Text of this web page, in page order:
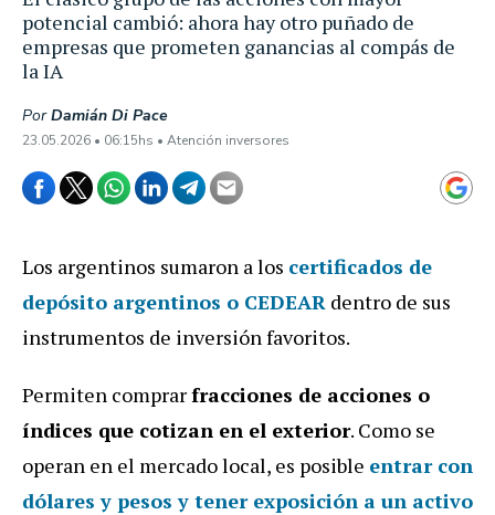
potencial cambió: ahora hay otro puñado de
empresas que prometen ganancias al compás de
la IA
PorDamián Di Pace
23.05.2026 • 06:15hs • Atención inversores
Los argentinos sumaron a los certificados de
depósito argentinos o CEDEAR dentro de sus
instrumentos de inversión favoritos.
Permiten comprarfracciones de acciones o
índices que cotizan en el exterior. Como se
operan en el mercado local, es posible entrar con
dólares y pesos y tener exposición a un activo